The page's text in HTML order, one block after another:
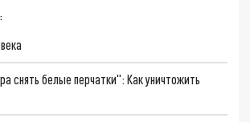
снять белые перчатки": Как уничтожить